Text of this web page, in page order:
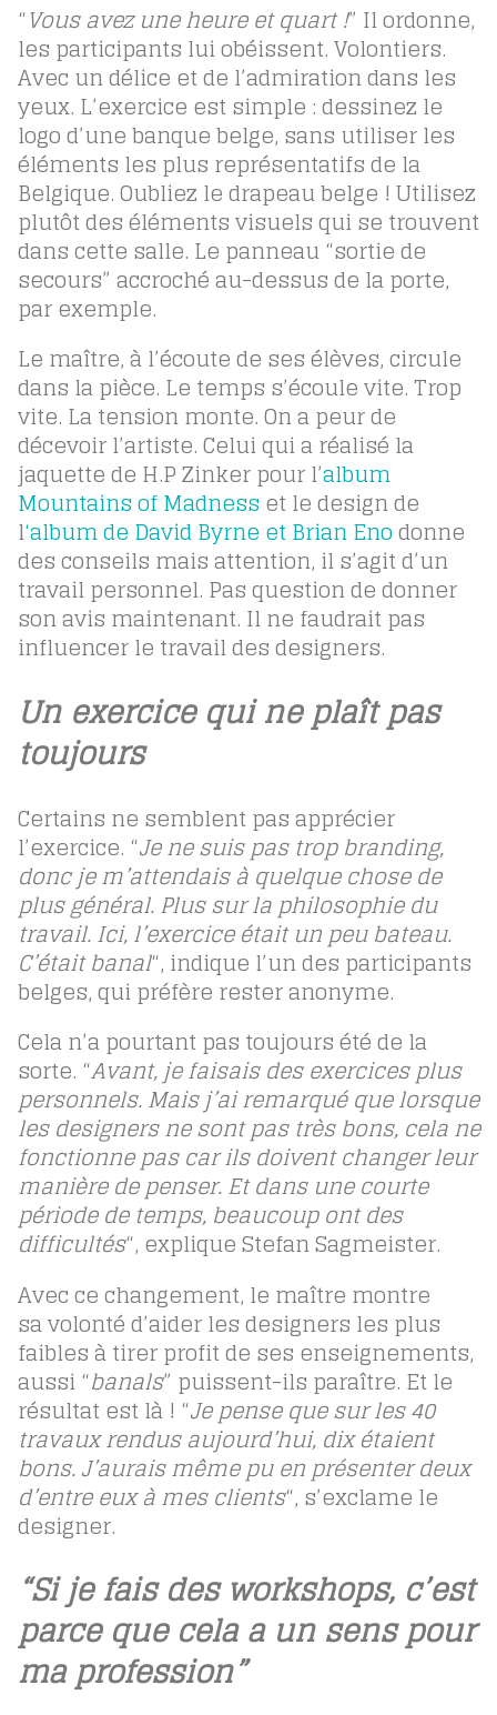
“Vous avez une heure et quart !” Il ordonne,
les participants lui obéissent. Volontiers.
Avec un délice et de l’admiration dans les
yeux. L’exercice est simple : dessinez le
logo d’une banque belge, sans utiliser les
éléments les plus représentatifs de la
Belgique. Oubliez le drapeau belge ! Utilisez
plutôt des éléments visuels qui se trouvent
dans cette salle. Le panneau “sortie de
secours” accroché au-dessus de la porte,
par exemple.
Le maître, à l’écoute de ses élèves, circule
dans la pièce. Le temps s’écoule vite. Trop
vite. La tension monte. On a peur de
décevoir l’artiste. Celui qui a réalisé la
jaquette de H.P Zinker pour l’album
Mountains of Madness et le design de
l‘album de David Byrne et Brian Enodonne
des conseils mais attention, il s’agit d’un
travail personnel. Pas question de donner
son avis maintenant. Il ne faudrait pas
influencer le travail des designers.
Un exercice qui ne plaît pas
toujours
Certains ne semblent pas apprécier
l’exercice. “Je ne suis pas trop branding,
donc je m’attendais à quelque chose de
plus général. Plus sur la philosophie du
travail. Ici, l’exercice était un peu bateau.
C’était banal“, indique l’un des participants
belges, qui préfère rester anonyme.
Cela n’a pourtant pas toujours été de la
sorte. “Avant, je faisais des exercices plus
personnels. Mais j’ai remarqué que lorsque
les designers ne sont pas très bons, cela ne
fonctionne pas car ils doivent changer leur
manière de penser. Et dans une courte
période de temps, beaucoup ont des
difficultés“, explique Stefan Sagmeister.
Avec ce changement, le maître montre
sa volonté d’aider les designers les plus
faibles à tirer profit de ses enseignements,
aussi “banals” puissent-ils paraître. Et le
résultat est là ! “Je pense que sur les 40
travaux rendus aujourd’hui, dix étaient
bons. J’aurais même pu en présenter deux
d’entre eux à mes clients“, s’exclame le
designer.
“Si je fais des workshops, c’est
parce que cela a un sens pour
ma profession”